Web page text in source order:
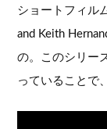
ショートフィル
and Keith
の。このシリー
っていることで